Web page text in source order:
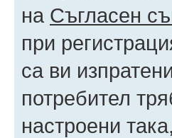
на Съгласен
при
са ви
потребител
настроени